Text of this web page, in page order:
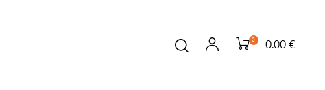
0 0.00 €